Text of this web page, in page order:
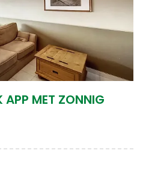
APP MET ZONNIG